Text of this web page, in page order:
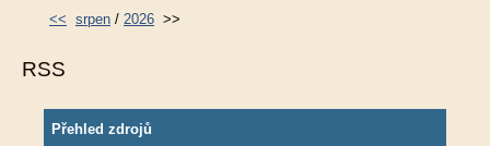
<< srpen / 2026 >>
RSS
Přehled zdrojů